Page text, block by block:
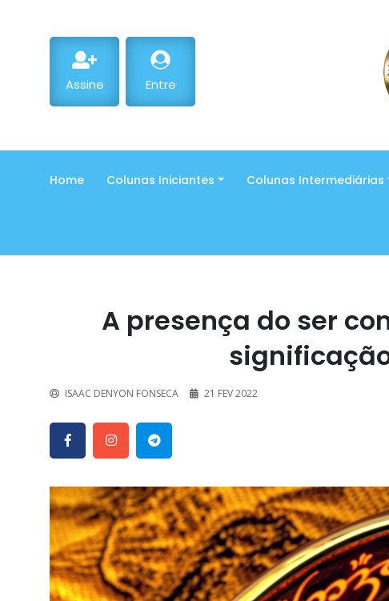
Assine Entre
Home Colunas Iniciantes Colunas Intermediárias
A presença do ser
ISAAC DENYON FONSECA 21 FEV 2022